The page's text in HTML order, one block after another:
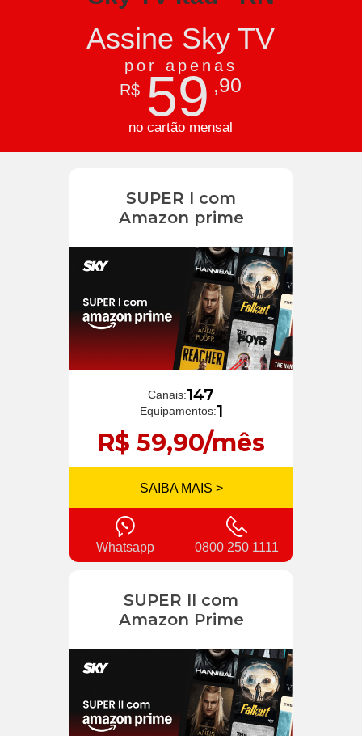
Assine Sky TV
por apenas
R$ 59 ,90
no cartão mensal
SUPER I com
Amazon prime
Canais:147
Equipamentos:1
R$ 59,90/mês
SAIBA MAIS >
Whatsapp 0800 250 1111
SUPER II com
Amazon Prime